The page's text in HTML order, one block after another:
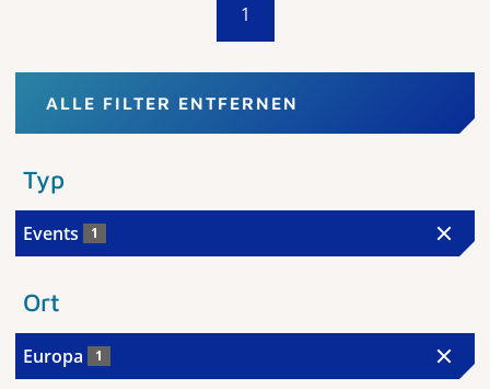
1
ALLE FILTER ENTFERNEN
Typ
Events 1
Ort
Europa 1